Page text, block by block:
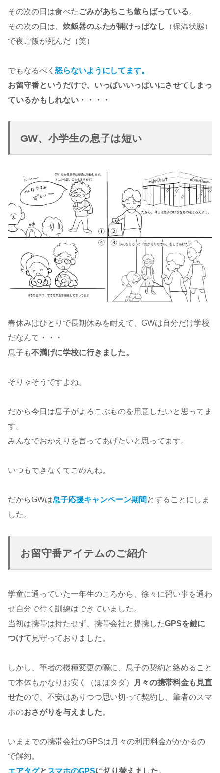
その次の日は食べた ごみがあちこち散らばっている。
その次の日は、 炊飯器のふたが開けっぱなし
（保温状態）
で夜ご飯が死んだ（笑）
でもなるべく 怒らないようにしてます。
お留守番というだけで、いっぱいいっぱいにさせてしまっ
ているかもしれない・・・・
GW、小学生の息子は短い
春休みはひとりで長期休みを耐えて、GWは自分だけ学校
だなんて・・・
息子も不満げに学校に行きました。
そりゃそうですよね。
だから今日は息子がよろこぶものを用意したいと思ってま
す。
みんなでおかえりを言ってあげたいと思ってます。
いつもできなくてごめんね。
だからGWは息子応援キャンペーン期間 とすることにしま
した。
お留守番アイテムのご紹介
学童に通っていた一年生のころから、徐々に習い事を通わ
せ自分で行く訓練はできていました。
当初は携帯は持たせず、携帯会社と提携したGPSを鍵に
つけて 見守っておりました。
しかし、筆者の機種変更の際に、息子の契約と絡めること
で本体もかなりお安く（ほぼタダ）
月々の携帯料金も見直
せたので、不安はありつつ思い切って契約し、筆者のスマ
ホのおさがりを与えました。
いままでの携帯会社のGPSは月々の利用料金がかかるの
で解約。
エアタグと スマホのGPSに切り替えました。